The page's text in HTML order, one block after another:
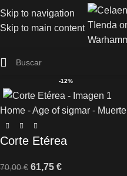
Skip to navigation
Skip to main content
-12%
Home -Age of sigmar - Muerte
Corte Etérea
70,00€ 61,75 €